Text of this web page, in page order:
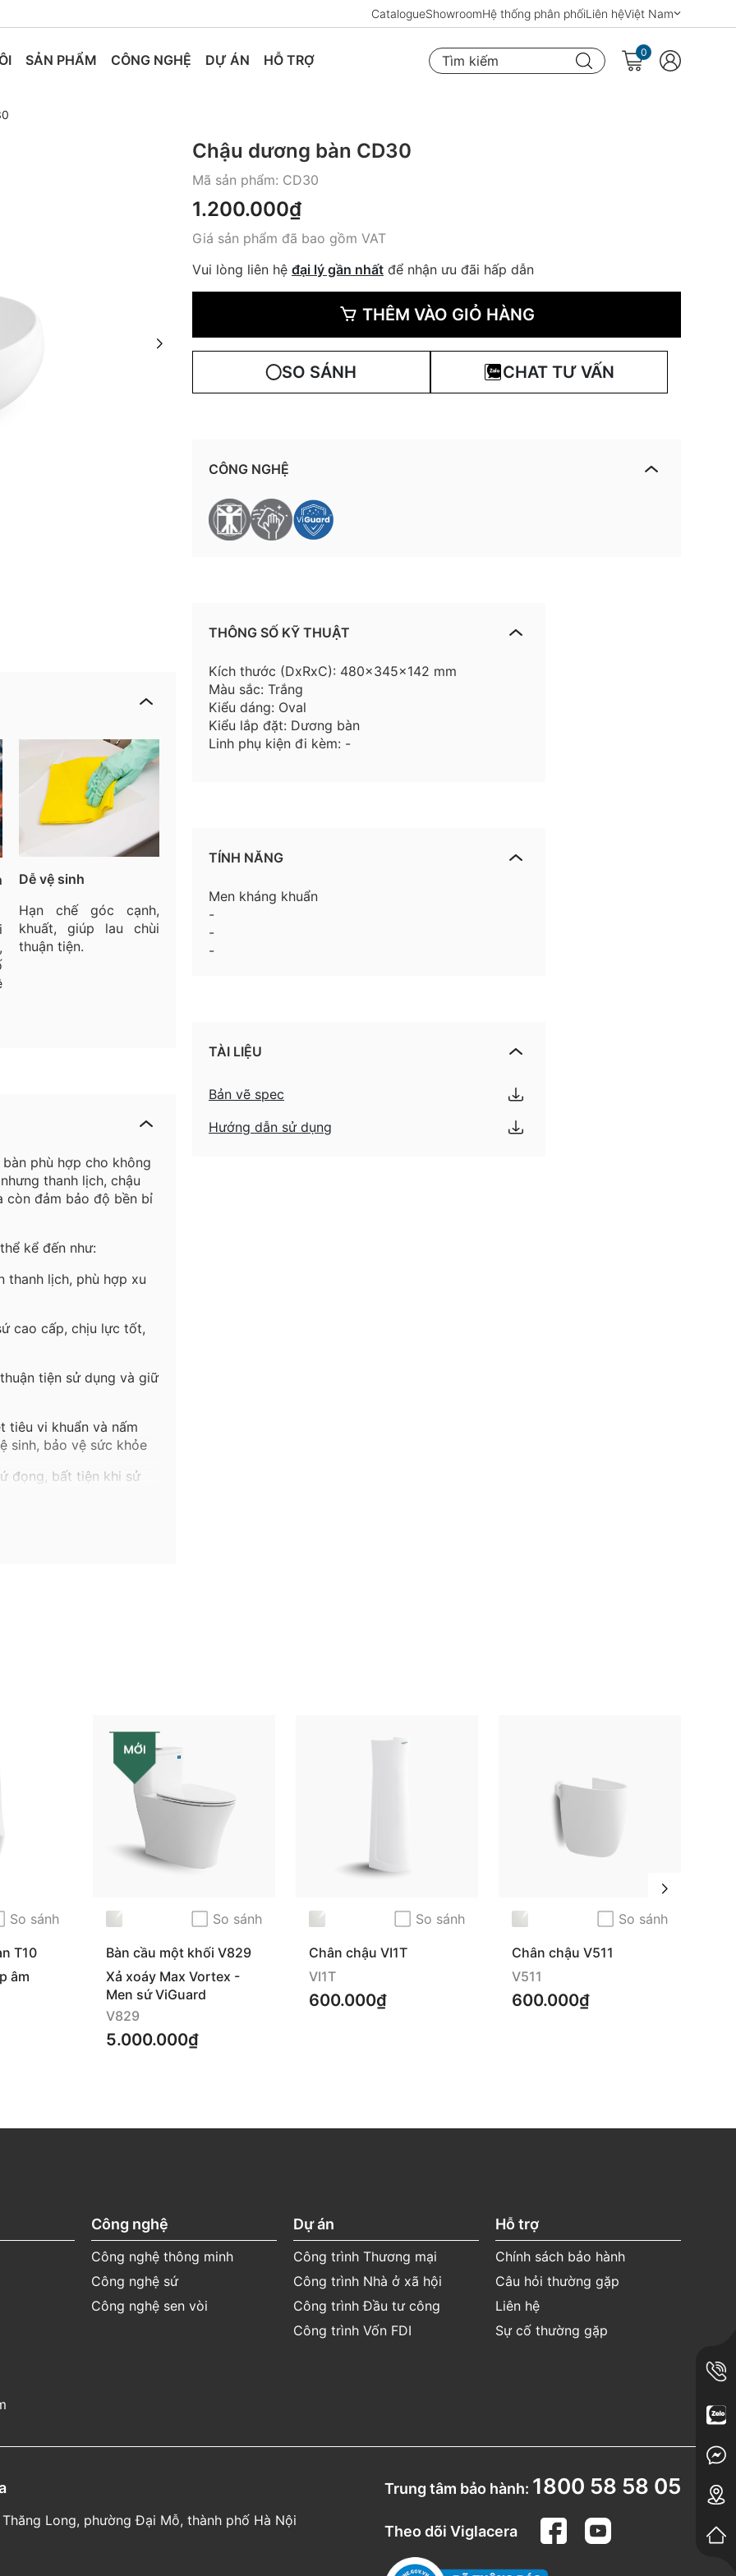
CatalogueShowroomHệ thống phân phốiLiên hệViệt Nam
SẢN PHẨM CÔNG NGHỆ DỰ ÁN HỖ TRỢ Tìm kiếm
0
,
Dễ vệ sinh
Hạn chế góc cạnh,
khuất, giúp lau chùi
thuận tiện.
bàn phù hợp cho không
nhưng thanh lịch, chậu
còn đảm bảo độ bền bỉ
thể kể đến như:
thanh lịch, phù hợp xu
cao cấp, chịu lực tốt,
thuận tiện sử dụng và giữ
tiêu vi khuẩn và nấm
sinh, bảo vệ sức khỏe
ứ đọng bất tiện khi sử
trung tính, khăn mềm
hoặc axit mạnh (pH
(Calcium
sứ
bảo
cụ
Chậu dương bàn CD30
Mã sản phẩm: CD30
1.200.000₫
Giá sản phẩm đã bao gồm VAT
Vui lòng liên hệ đại lý gần nhất để nhận ưu đãi hấp dẫn
THÊM VÀO GIỎ HÀNG
SO SÁNH CHAT TƯ VẤN
CÔNG NGHỆ
THÔNG SỐ KỸ THUẬT
Kích thước (DxRxC): 480x345x142 mm
Màu sắc: Trắng
Kiểu dáng: Oval
Kiểu lắp đặt: Dương bàn
Linh phụ kiện đi kèm: -
TÍNH NĂNG
Men kháng khuẩn
-
-
-
TÀI LIỆU
Bản vẽ spec
Hướng dẫn sử dụng
So sánh
T10
âm
So sánh
Bàn cầu một khối V829
Xả xoáy Max Vortex -
Men sứ ViGuard
V829
5.000.000₫
So sánh
Chân chậu VI1T
VI1T
600.000₫
So sánh
Chân chậu V511
V511
600.000₫
Công nghệ
Công nghệ thông minh
Công nghệ sứ
Công nghệ sen vòi
Dự án
Công trình Thương mại
Công trình Nhà ở xã hội
Công trình Đầu tư công
Công trình Vốn FDI
Hỗ trợ
Chính sách bảo hành
Câu hỏi thường gặp
Liên hệ
Sự cố thường gặp
Long, phường Đại Mỗ, thành phố Hà Nội
Trung tâm bảo hành: 1800 58 58 05
Theo dõi Viglacera